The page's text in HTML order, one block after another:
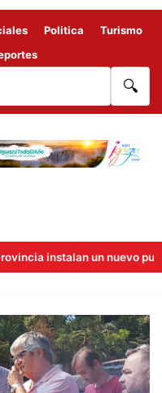
Politica
Turismo
🔍
instalan un nuevo punto de